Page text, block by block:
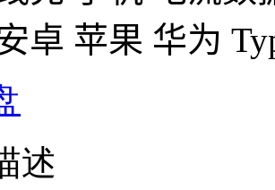
卓 苹果 华为
述